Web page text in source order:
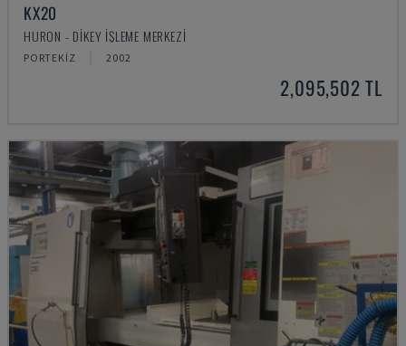
KX20
HURON - DIKEY İŞLEME MERKEZI
PORTEKIZ 2002
2,095,502 TL